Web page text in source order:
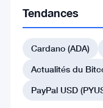
DES
ALTCOINS
Les
actions
Tendances
Cardano (ADA)
Actualités du
PayPal USD